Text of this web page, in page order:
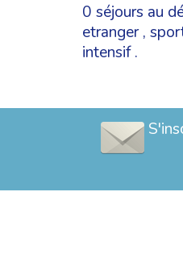
0 séjours au
etranger,
intensif.